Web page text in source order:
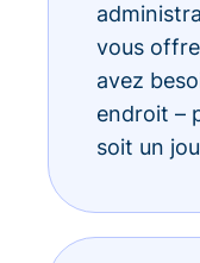
vous
avez
endroit –
soit un